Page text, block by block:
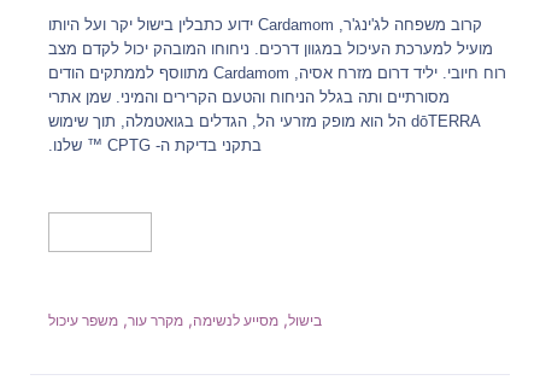
קרוב משפחה לג'ינג'ר, Cardamom ידוע כתבלין בישול יקר ועל היותו
מועיל למערכת העיכול במגוון דרכים. ניחוחו המובהק יכול לקדם מצב
רוח חיובי. יליד דרום מזרח אסיה, Cardamom מתווסף לממתקים הודים
מסורתיים ותה בגלל הניחוח והטעם הקרירים והמיני. שמן אתרי
dōTERRA הל הוא מופק מזרעי הל, הגדלים בגואטמלה, תוך שימוש
בתקני בדיקת ה- CPTG ™ שלנו.
בישול, מסייע לנשימה, מקרר עור, משפר עיכול